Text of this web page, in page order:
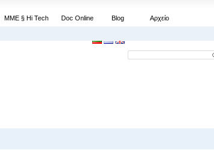
МΜΕ § Hi Tech Doc Online Blog Αρχείο